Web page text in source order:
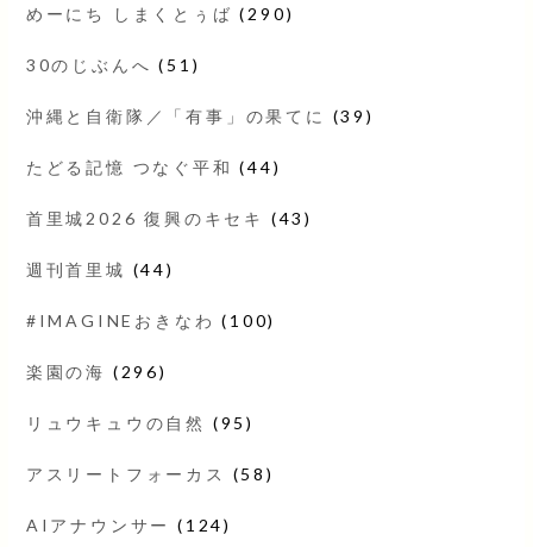
めーにち しまくとぅば (290)
30のじぶんへ (51)
沖縄と自衛隊／「有事」の果てに (39)
たどる記憶 つなぐ平和 (44)
首里城2026 復興のキセキ (43)
週刊首里城 (44)
#IMAGINEおきなわ (100)
楽園の海 (296)
リュウキュウの自然 (95)
アスリートフォーカス (58)
AIアナウンサー (124)